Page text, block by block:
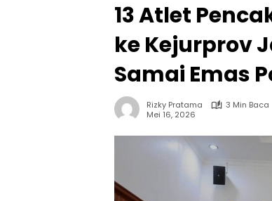
13 Atlet
ke Kejurprov
Samai Emas
Rizky Pratama
3 Min Baca
Mei 16, 2026